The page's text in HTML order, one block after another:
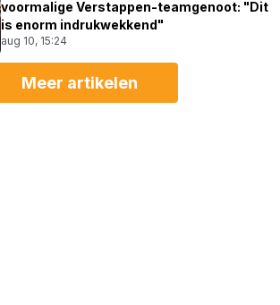
voormalige Verstappen-teamgenoot: "Dit
is enorm indrukwekkend"
aug 10, 15:24
Meer artikelen